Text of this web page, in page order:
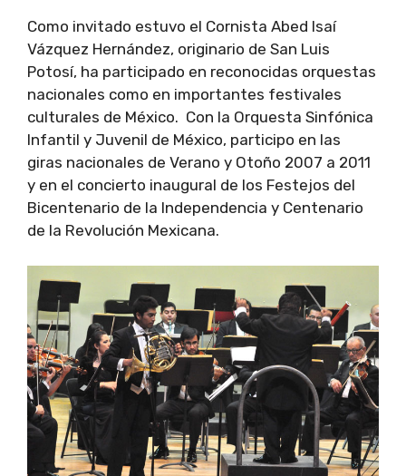
Como invitado estuvo el Cornista Abed Isaí
Vázquez Hernández, originario de San Luis
Potosí, ha participado en reconocidas orquestas
nacionales como en importantes festivales
culturales de México. Con la Orquesta Sinfónica
Infantil y Juvenil de México, participo en las
giras nacionales de Verano y Otoño 2007 a 2011
y en el concierto inaugural de los Festejos del
Bicentenario de la Independencia y Centenario
de la Revolución Mexicana.